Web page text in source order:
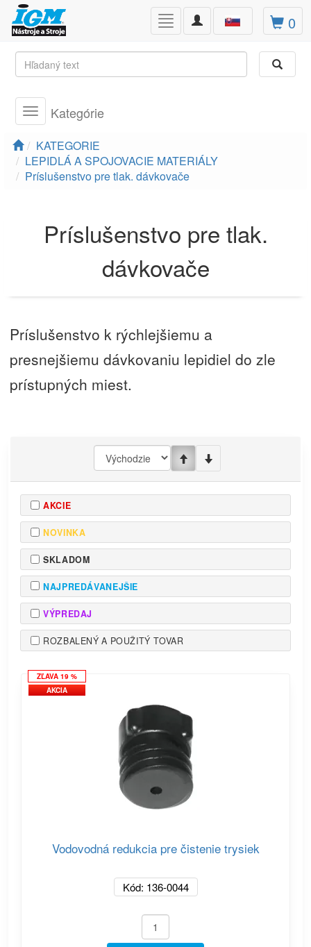
Toggle
navigation
Toggle
navigation
0
Toggle
navigation
Kategórie
KATEGORIE
LEPIDLÁ A SPOJOVACIE MATERIÁLY
Príslušenstvo pre tlak. dávkovače
Príslušenstvo pre tlak.
dávkovače
Príslušenstvo k rýchlejšiemu a
presnejšiemu dávkovaniu lepidiel do zle
prístupných miest.
AKCIE
NOVINKA
SKLADOM
NAJPREDÁVANEJŠIE
VÝPREDAJ
ROZBALENÝ A POUŽITÝ TOVAR
ZĽAVA 19 %
AKCIA
Vodovodná redukcia pre čistenie trysiek
Kód: 136-0044